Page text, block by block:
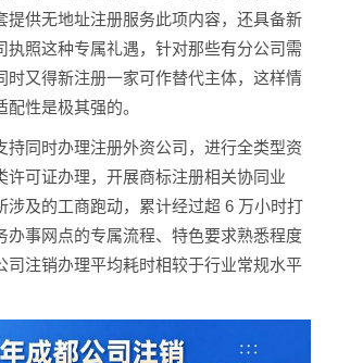
提供无地址注册服务此项内容，还具备新
执照这种专属礼遇，针对那些有分公司需
时又得新注册一家可作替代主体，这样情
性是极其强的。
持同时办理注册外资公司，进行全类型资
许可证办理，开展商标注册相关协同业
涉及的工商跑动，累计经过超 6 万小时打
办事网点的专属流程、特色要求熟悉程度
司注销办理平均耗时相较于行业常规水平